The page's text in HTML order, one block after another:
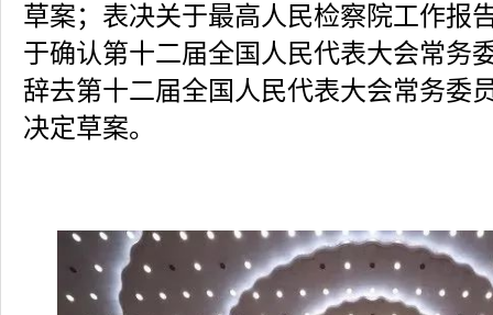
草案；表决关于最高人民检察院工作报
于确认第十二届全国人民代表大会常务
辞去第十二届全国人民代表大会常务委
决定草案。